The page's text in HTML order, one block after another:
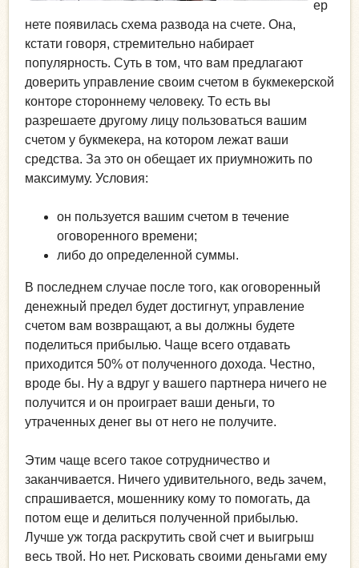
ер
нете появилась схема развода на счете. Она,
кстати говоря, стремительно набирает
популярность. Суть в том, что вам предлагают
доверить управление своим счетом в букмекерской
конторе стороннему человеку. То есть вы
разрешаете другому лицу пользоваться вашим
счетом у букмекера, на котором лежат ваши
средства. За это он обещает их приумножить по
максимуму. Условия:
он пользуется вашим счетом в течение
оговоренного времени;
либо до определенной суммы.
В последнем случае после того, как оговоренный
денежный предел будет достигнут, управление
счетом вам возвращают, а вы должны будете
поделиться прибылью. Чаще всего отдавать
приходится 50% от полученного дохода. Честно,
вроде бы. Ну а вдруг у вашего партнера ничего не
получится и он проиграет ваши деньги, то
утраченных денег вы от него не получите.
Этим чаще всего такое сотрудничество и
заканчивается. Ничего удивительного, ведь зачем,
спрашивается, мошеннику кому то помогать, да
потом еще и делиться полученной прибылью.
Лучше уж тогда раскрутить свой счет и выигрыш
весь твой. Но нет. Рисковать своими деньгами ему